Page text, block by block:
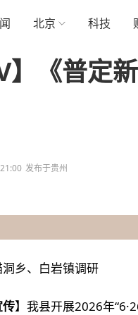
北京 科技
】《普定
发布于贵州
乡、白岩镇调研
】 我县开展2026年